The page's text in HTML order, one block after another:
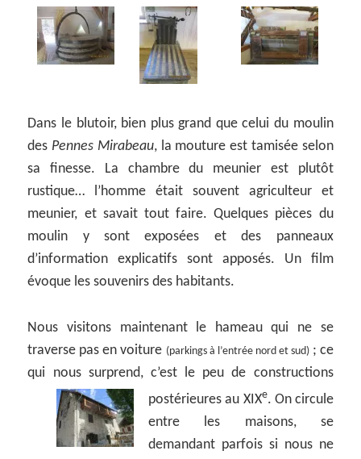
Dans le blutoir, bien plus grand que celui du moulin
des Pennes Mirabeau, la mouture est tamisée selon
sa finesse. La chambre du meunier est plutôt
rustique… l’homme était souvent agriculteur et
meunier, et savait tout faire. Quelques pièces du
moulin y sont exposées et des panneaux
d’information explicatifs sont apposés. Un film
évoque les souvenirs des habitants.
Nous visitons maintenant le hameau qui ne se
traverse pas en voiture (parkings à l’entrée nord et sud); ce
qui nous surprend, c’est le peu de constructions
postérieures au XIXe. On circule
entre les maisons, se
demandant parfois si nous ne